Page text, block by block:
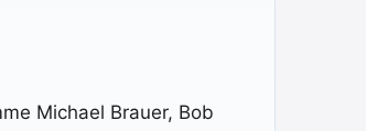
Michael Brauer, Bob